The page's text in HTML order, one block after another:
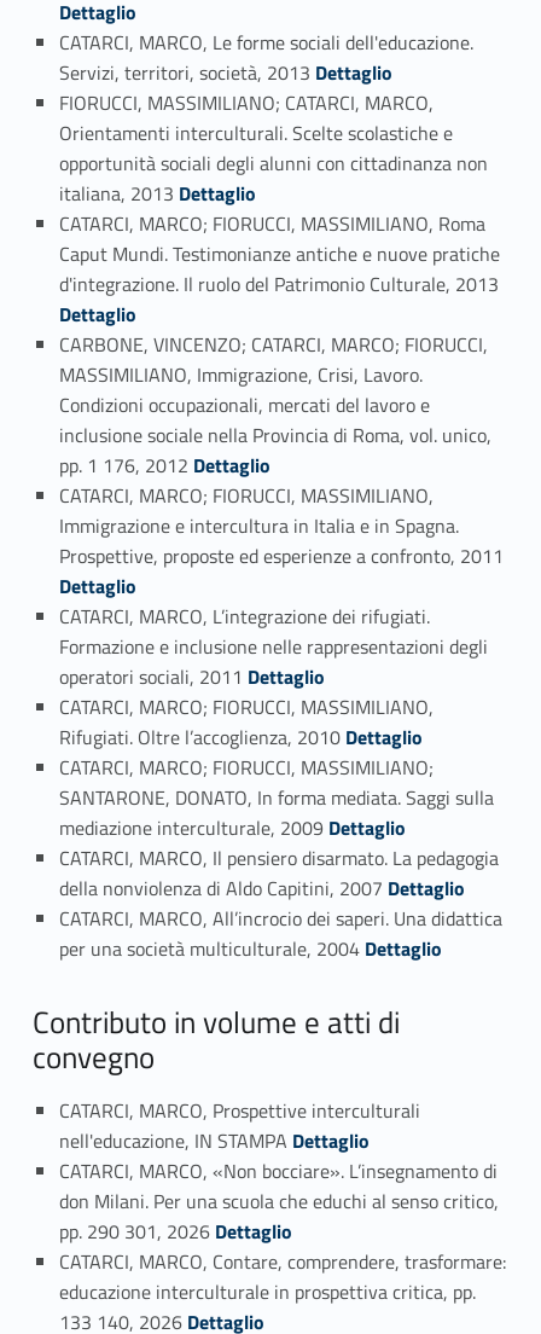
Dettaglio
CATARCI, MARCO, Le forme sociali dell'educazione.
Servizi, territori, società, 2013 Link identifier #identifier_person_23402-68
Dettaglio
FIORUCCI, MASSIMILIANO; CATARCI, MARCO,
Orientamenti interculturali. Scelte scolastiche e
opportunità sociali degli alunni con cittadinanza non
italiana, 2013 Link identifier #identifier_person_99308-69
Dettaglio
CATARCI, MARCO; FIORUCCI, MASSIMILIANO, Roma
Caput Mundi. Testimonianze antiche e nuove pratiche
d'integrazione. Il ruolo del Patrimonio Culturale, 2013
Dettaglio
CARBONE, VINCENZO; CATARCI, MARCO; FIORUCCI,
MASSIMILIANO, Immigrazione, Crisi, Lavoro.
Condizioni occupazionali, mercati del lavoro e
inclusione sociale nella Provincia di Roma, vol. unico,
pp. 1 176, 2012 Link identifier #identifier_person_118040-71
Dettaglio
CATARCI, MARCO; FIORUCCI, MASSIMILIANO,
Immigrazione e intercultura in Italia e in Spagna.
Prospettive, proposte ed esperienze a confronto, 2011
Dettaglio
CATARCI, MARCO, L’integrazione dei rifugiati.
Formazione e inclusione nelle rappresentazioni degli
operatori sociali, 2011 Link identifier #identifier_person_22327-73
Dettaglio
CATARCI, MARCO; FIORUCCI, MASSIMILIANO,
Rifugiati. Oltre l’accoglienza, 2010 Link identifier #identifier_person_100490-74
Dettaglio
CATARCI, MARCO; FIORUCCI, MASSIMILIANO;
SANTARONE, DONATO, In forma mediata. Saggi sulla
mediazione interculturale, 2009 Link identifier #identifier_person_172385-75
Dettaglio
CATARCI, MARCO, Il pensiero disarmato. La pedagogia
della nonviolenza di Aldo Capitini, 2007 Link identifier #identifier_person_26511-76
Dettaglio
CATARCI, MARCO, All’incrocio dei saperi. Una didattica
per una società multiculturale, 2004 Link identifier #identifier_person_61819-77
Dettaglio
Contributo in volume e atti di
convegno
CATARCI, MARCO, Prospettive interculturali
nell'educazione, IN STAMPA Link identifier #identifier_person_114943-78
Dettaglio
CATARCI, MARCO, «Non bocciare». L’insegnamento di
don Milani. Per una scuola che educhi al senso critico,
pp. 290 301, 2026 Link identifier #identifier_person_45553-79
Dettaglio
CATARCI, MARCO, Contare, comprendere, trasformare:
educazione interculturale in prospettiva critica, pp.
133 140, 2026 Link identifier #identifier_person_95300-80
Dettaglio